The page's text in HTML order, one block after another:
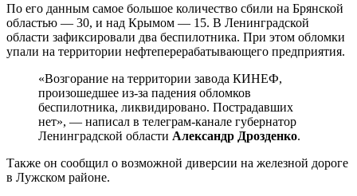
По его данным самое большое количество сбили на Брянской
областью — 30, и над Крымом — 15. В Ленинградской
области зафиксировали два беспилотника. При этом обломки
упали на территории нефтеперерабатывающего предприятия.
«Возгорание на территории завода КИНЕФ,
произошедшее из-за падения обломков
беспилотника, ликвидировано. Пострадавших
нет», — написал в телеграм-канале губернатор
Ленинградской области Александр Дрозденко.
Также он сообщил о возможной диверсии на железной дороге
в Лужском районе.